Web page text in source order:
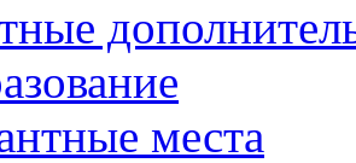
места